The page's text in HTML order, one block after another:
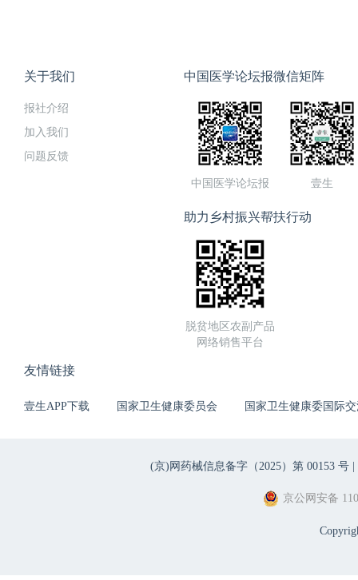
关于我们
报社介绍
加入我们
问题反馈
中国医学论坛报微信矩阵
中国医学论坛报 壹生
助力乡村振兴帮扶行动
脱贫地区农副产品
网络销售平台
友情链接
壹生APP下载 国家卫生健康委员会 国家卫生健康委国际
(京)网药械信息备字（2025）第 00153 号 |
京公网安备